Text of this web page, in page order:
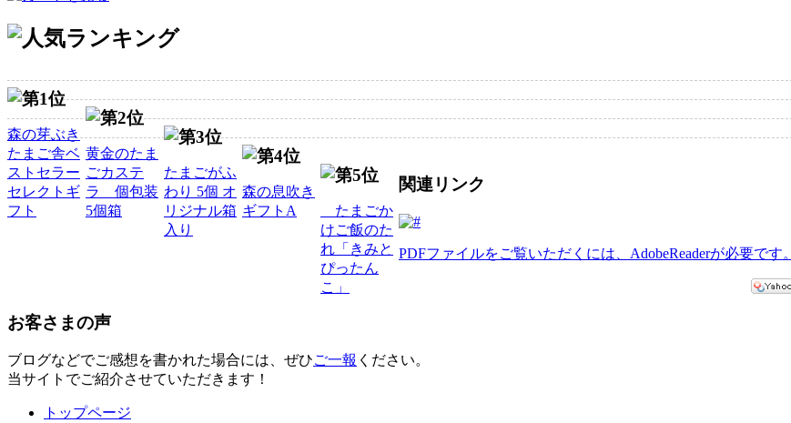
森の芽ぶき
たまご舎ベ
ストセラー
セレクトギ
フト
黄金のたま
ごカステ
ラ 個包装
5個箱
たまごがふ
わり 5個 オ
リジナル箱
入り
森の息吹き
ギフトA
たまごか
けご飯のた
れ「きみと
ぴったん
こ」
関連リンク
PDFファイルをご覧いただくには、AdobeReaderが必要です。
お客さまの声
ブログなどでご感想を書かれた場合には、ぜひご一報 ください。
当サイトでご紹介させていただきます！
トップページ